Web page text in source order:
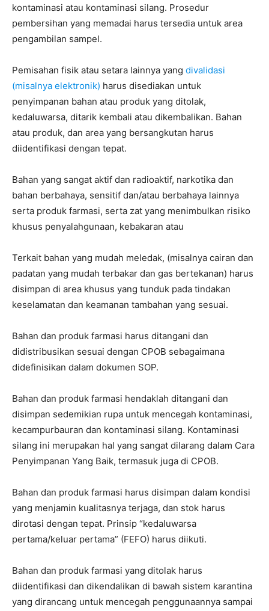
kontaminasi atau kontaminasi silang. Prosedur
pembersihan yang memadai harus tersedia untuk area
pengambilan sampel.
Pemisahan fisik atau setara lainnya yang divalidasi
(misalnya elektronik) harus disediakan untuk
penyimpanan bahan atau produk yang ditolak,
kedaluwarsa, ditarik kembali atau dikembalikan. Bahan
atau produk, dan area yang bersangkutan harus
diidentifikasi dengan tepat.
Bahan yang sangat aktif dan radioaktif, narkotika dan
bahan berbahaya, sensitif dan/atau berbahaya lainnya
serta produk farmasi, serta zat yang menimbulkan risiko
khusus penyalahgunaan, kebakaran atau
Terkait bahan yang mudah meledak, (misalnya cairan dan
padatan yang mudah terbakar dan gas bertekanan) harus
disimpan di area khusus yang tunduk pada tindakan
keselamatan dan keamanan tambahan yang sesuai.
Bahan dan produk farmasi harus ditangani dan
didistribusikan sesuai dengan CPOB sebagaimana
didefinisikan dalam dokumen SOP.
Bahan dan produk farmasi hendaklah ditangani dan
disimpan sedemikian rupa untuk mencegah kontaminasi,
kecampurbauran dan kontaminasi silang. Kontaminasi
silang ini merupakan hal yang sangat dilarang dalam Cara
Penyimpanan Yang Baik, termasuk juga di CPOB.
Bahan dan produk farmasi harus disimpan dalam kondisi
yang menjamin kualitasnya terjaga, dan stok harus
dirotasi dengan tepat. Prinsip “kedaluwarsa
pertama/keluar pertama” (FEFO) harus diikuti.
Bahan dan produk farmasi yang ditolak harus
diidentifikasi dan dikendalikan di bawah sistem karantina
yang dirancang untuk mencegah penggunaannya sampai